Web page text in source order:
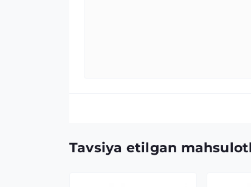
Tavsiya etilgan